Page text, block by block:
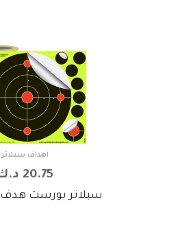
اهداف سبلاتر
20.75 د.ك
سبلاتر بورست هدف 8" 100 حبه